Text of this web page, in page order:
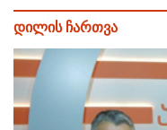
დილის ჩართვა